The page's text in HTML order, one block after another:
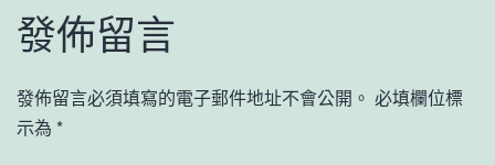
發佈留言
發佈留言必須填寫的電子郵件地址不會公開。 必填欄位標
示為 *